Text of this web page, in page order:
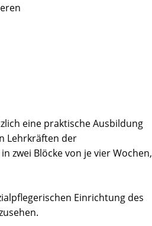
eine praktische Ausbildung
Lehrkräften der
zwei Blöcke von je vier Wochen,
Einrichtung des